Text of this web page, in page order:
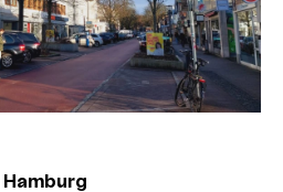
Hamburg